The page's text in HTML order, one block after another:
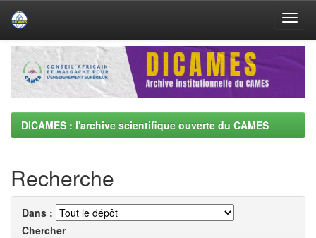
Skip
navigation
DICAMES : l'archive scientifique ouverte du CAMES
Recherche
Dans :
Chercher